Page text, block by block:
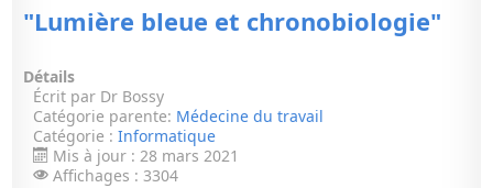
"Lumière bleue et chronobiologie"
Détails
Écrit par Dr Bossy
Catégorie parente: Médecine du travail
Catégorie :Informatique
Mis à jour : 28 mars 2021
Affichages : 3304